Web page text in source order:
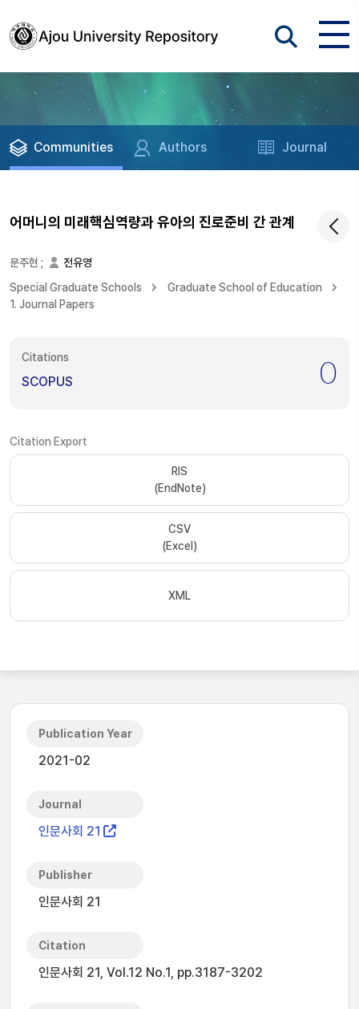
Communities Authors Journal
어머니의 미래핵심역량과 유아의 진로준비 간 관계
문주현 ;
전유영
Special Graduate Schools
Graduate School of Education
1. Journal Papers
Citations
SCOPUS 0
Citation Export
RIS
(EndNote)
CSV
(Excel)
XML
Publication Year
2021-02
Journal
인문사회 21
Publisher
인문사회 21
Citation
인문사회 21, Vol.12 No.1, pp.3187-3202